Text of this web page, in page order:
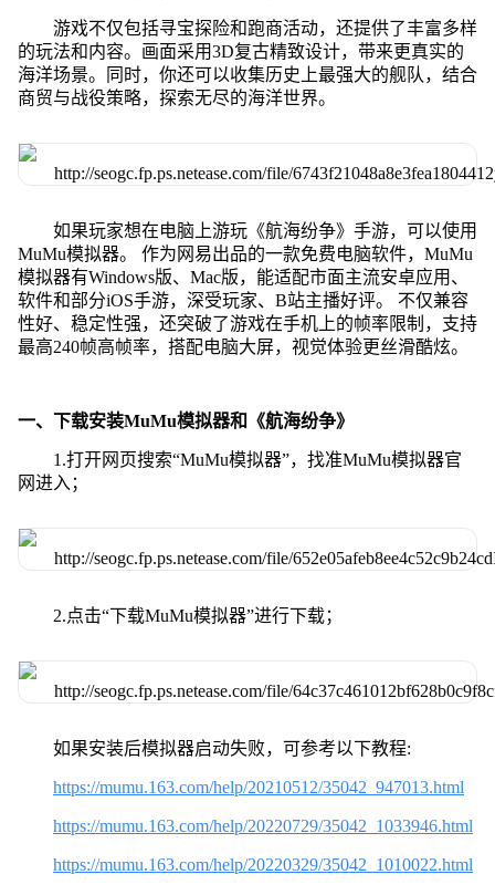
游戏不仅包括寻宝探险和跑商活动，还提供了丰富多样
的玩法和内容。画面采用3D复古精致设计，带来更真实的
海洋场景。同时，你还可以收集历史上最强大的舰队，结合
商贸与战役策略，探索无尽的海洋世界。
如果玩家想在电脑上游玩《航海纷争》手游，可以使用
MuMu模拟器。 作为网易出品的一款免费电脑软件，MuMu
模拟器有Windows版、Mac版，能适配市面主流安卓应用、
软件和部分iOS手游，深受玩家、B站主播好评。 不仅兼容
性好、稳定性强，还突破了游戏在手机上的帧率限制，支持
最高240帧高帧率，搭配电脑大屏，视觉体验更丝滑酷炫。
一、下载安装MuMu模拟器和《航海纷争》
1.打开网页搜索“MuMu模拟器”，找准MuMu模拟器官
网进入；
2.点击“下载MuMu模拟器”进行下载；
如果安装后模拟器启动失败，可参考以下教程:
https://mumu.163.com/help/20210512/35042_947013.html
https://mumu.163.com/help/20220729/35042_1033946.html
https://mumu.163.com/help/20220329/35042_1010022.html